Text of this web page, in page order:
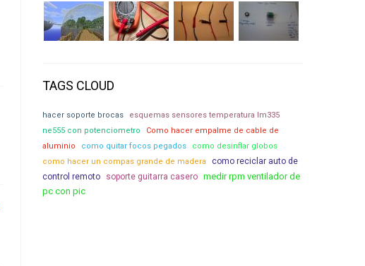
TAGS CLOUD
hacer soporte brocas
esquemas sensores temperatura lm335
ne555 con potenciometro
Como hacer empalme de cable de
aluminio
como quitar focos pegados
como desinflar globos
como hacer un compas grande de madera
como reciclar auto de
control remoto
soporte guitarra casero medir rpm ventilador de
pc con pic